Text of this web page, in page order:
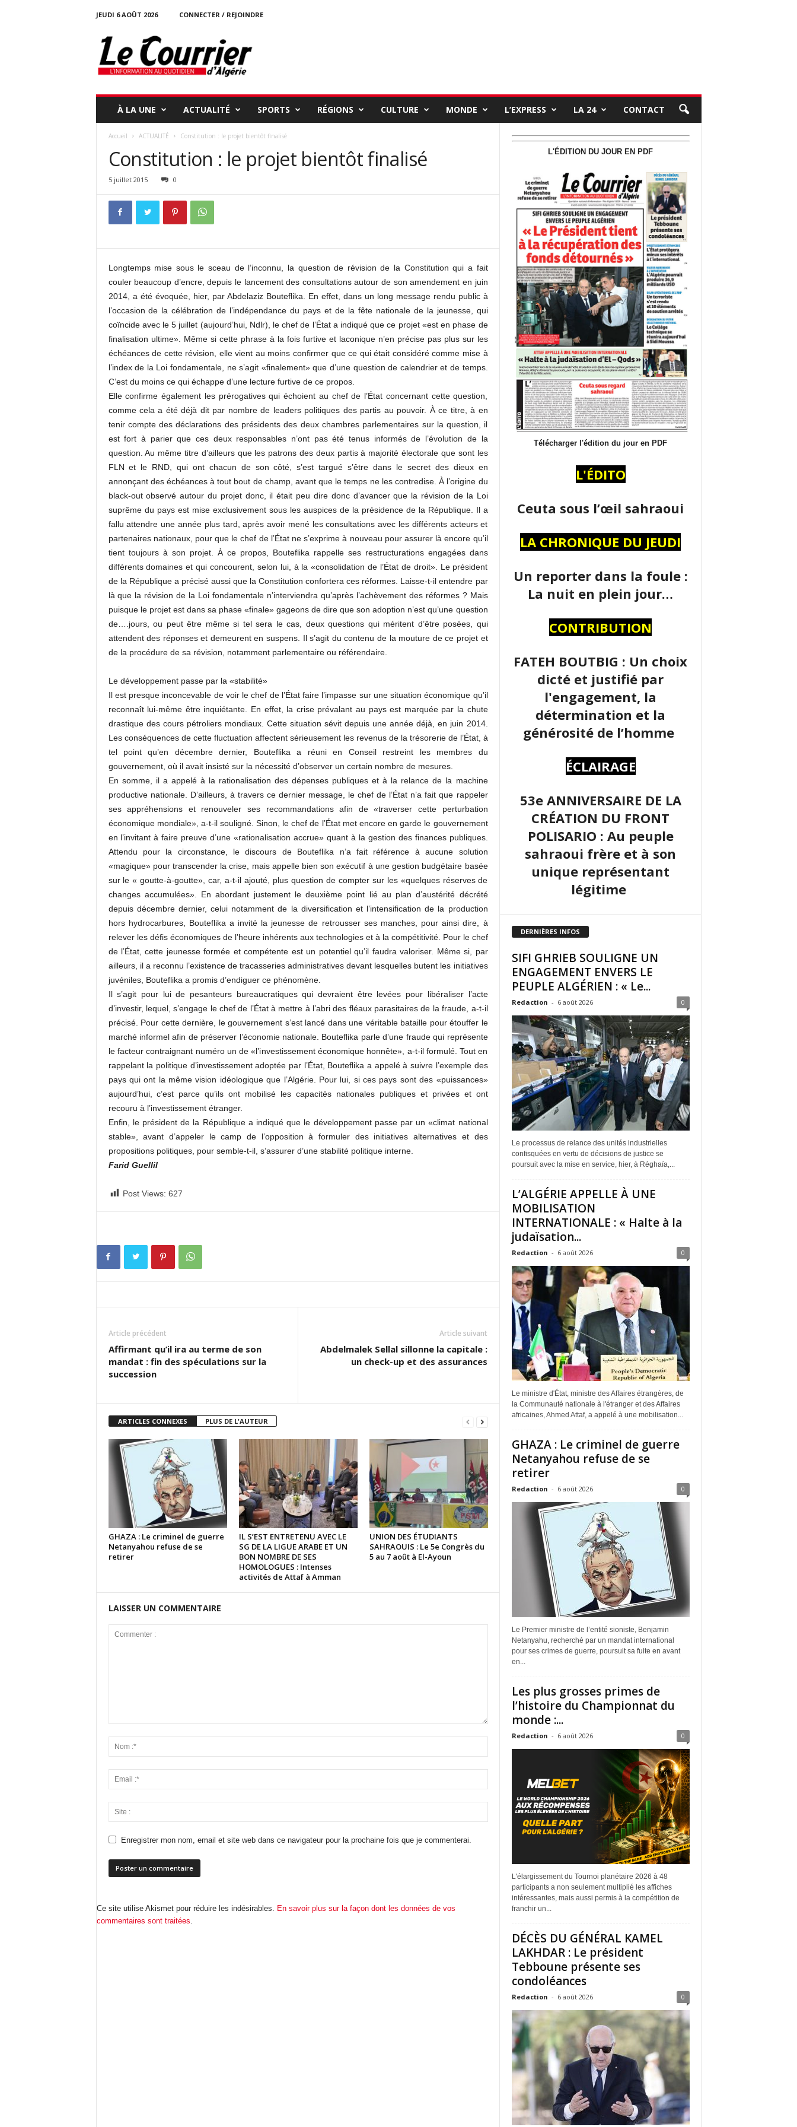
JEUDI 6 AOÛT 2026
CONNECTER / REJOINDRE
o
u
À LA UNE ACTUALITÉ SPORTS RÉGIONS CULTURE MONDE L’EXPRESS LA 24 CONTACT
Accueil ACTUALITÉ Constitution : le projet bientôt finalisé
Constitution : le projet bientôt finalisé
5 juillet 2015 0
Longtemps mise sous le sceau de l’inconnu, la question de révision de la Constitution qui a fait
couler beaucoup d’encre, depuis le lancement des consultations autour de son amendement en juin
2014, a été évoquée, hier, par Abdelaziz Bouteflika. En effet, dans un long message rendu public à
l’occasion de la célébration de l’indépendance du pays et de la fête nationale de la jeunesse, qui
coïncide avec le 5 juillet (aujourd’hui, Ndlr), le chef de l’État a indiqué que ce projet «est en phase de
finalisation ultime». Même si cette phrase à la fois furtive et laconique n’en précise pas plus sur les
échéances de cette révision, elle vient au moins confirmer que ce qui était considéré comme mise à
l’index de la Loi fondamentale, ne s’agit «finalement» que d’une question de calendrier et de temps.
C’est du moins ce qui échappe d’une lecture furtive de ce propos.
Elle confirme également les prérogatives qui échoient au chef de l’État concernant cette question,
comme cela a été déjà dit par nombre de leaders politiques des partis au pouvoir. À ce titre, à en
tenir compte des déclarations des présidents des deux chambres parlementaires sur la question, il
est fort à parier que ces deux responsables n’ont pas été tenus informés de l’évolution de la
question. Au même titre d’ailleurs que les patrons des deux partis à majorité électorale que sont les
FLN et le RND, qui ont chacun de son côté, s’est targué s’être dans le secret des dieux en
annonçant des échéances à tout bout de champ, avant que le temps ne les contredise. À l’origine du
black-out observé autour du projet donc, il était peu dire donc d’avancer que la révision de la Loi
suprême du pays est mise exclusivement sous les auspices de la présidence de la République. Il a
fallu attendre une année plus tard, après avoir mené les consultations avec les différents acteurs et
partenaires nationaux, pour que le chef de l’État ne s’exprime à nouveau pour assurer là encore qu’il
tient toujours à son projet. À ce propos, Bouteflika rappelle ses restructurations engagées dans
différents domaines et qui concourent, selon lui, à la «consolidation de l’État de droit». Le président
de la République a précisé aussi que la Constitution confortera ces réformes. Laisse-t-il entendre par
là que la révision de la Loi fondamentale n’interviendra qu’après l’achèvement des réformes ? Mais
puisque le projet est dans sa phase «finale» gageons de dire que son adoption n’est qu’une question
de….jours, ou peut être même si tel sera le cas, deux questions qui méritent d’être posées, qui
attendent des réponses et demeurent en suspens. Il s’agit du contenu de la mouture de ce projet et
de la procédure de sa révision, notamment parlementaire ou référendaire.
Le développement passe par la «stabilité»
Il est presque inconcevable de voir le chef de l’État faire l’impasse sur une situation économique qu’il
reconnaît lui-même être inquiétante. En effet, la crise prévalant au pays est marquée par la chute
drastique des cours pétroliers mondiaux. Cette situation sévit depuis une année déjà, en juin 2014.
Les conséquences de cette fluctuation affectent sérieusement les revenus de la trésorerie de l’État, à
tel point qu’en décembre dernier, Bouteflika a réuni en Conseil restreint les membres du
gouvernement, où il avait insisté sur la nécessité d’observer un certain nombre de mesures.
En somme, il a appelé à la rationalisation des dépenses publiques et à la relance de la machine
productive nationale. D’ailleurs, à travers ce dernier message, le chef de l’État n’a fait que rappeler
ses appréhensions et renouveler ses recommandations afin de «traverser cette perturbation
économique mondiale», a-t-il souligné. Sinon, le chef de l’État met encore en garde le gouvernement
en l’invitant à faire preuve d’une «rationalisation accrue» quant à la gestion des finances publiques.
Attendu pour la circonstance, le discours de Bouteflika n’a fait référence à aucune solution
«magique» pour transcender la crise, mais appelle bien son exécutif à une gestion budgétaire basée
sur le « goutte-à-goutte», car, a-t-il ajouté, plus question de compter sur les «quelques réserves de
changes accumulées». En abordant justement le deuxième point lié au plan d’austérité décrété
depuis décembre dernier, celui notamment de la diversification et l’intensification de la production
hors hydrocarbures, Bouteflika a invité la jeunesse de retrousser ses manches, pour ainsi dire, à
relever les défis économiques de l’heure inhérents aux technologies et à la compétitivité. Pour le chef
de l’État, cette jeunesse formée et compétente est un potentiel qu’il faudra valoriser. Même si, par
ailleurs, il a reconnu l’existence de tracasseries administratives devant lesquelles butent les initiatives
juvéniles, Bouteflika a promis d’endiguer ce phénomène.
Il s’agit pour lui de pesanteurs bureaucratiques qui devraient être levées pour libéraliser l’acte
d’investir, lequel, s’engage le chef de l’État à mettre à l’abri des fléaux parasitaires de la fraude, a-t-il
précisé. Pour cette dernière, le gouvernement s’est lancé dans une véritable bataille pour étouffer le
marché informel afin de préserver l’économie nationale. Bouteflika parle d’une fraude qui représente
le facteur contraignant numéro un de «l’investissement économique honnête», a-t-il formulé. Tout en
rappelant la politique d’investissement adoptée par l’État, Bouteflika a appelé à suivre l’exemple des
pays qui ont la même vision idéologique que l’Algérie. Pour lui, si ces pays sont des «puissances»
aujourd’hui, c’est parce qu’ils ont mobilisé les capacités nationales publiques et privées et ont
recouru à l’investissement étranger.
Enfin, le président de la République a indiqué que le développement passe par un «climat national
stable», avant d’appeler le camp de l’opposition à formuler des initiatives alternatives et des
propositions politiques, pour semble-t-il, s’assurer d’une stabilité politique interne.
Farid Guellil
Post Views: 627
Article précédent
Affirmant qu’il ira au terme de son
mandat : fin des spéculations sur la
succession
Article suivant
Abdelmalek Sellal sillonne la capitale :
un check-up et des assurances
ARTICLES CONNEXES PLUS DE L'AUTEUR
GHAZA : Le criminel de guerre
Netanyahou refuse de se
retirer
IL S’EST ENTRETENU AVEC LE
SG DE LA LIGUE ARABE ET UN
BON NOMBRE DE SES
HOMOLOGUES : Intenses
activités de Attaf à Amman
UNION DES ÉTUDIANTS
SAHRAOUIS : Le 5e Congrès du
5 au 7 août à El-Ayoun
LAISSER UN COMMENTAIRE
Enregistrer mon nom, email et site web dans ce navigateur pour la prochaine fois que je commenterai.
Ce site utilise Akismet pour réduire les indésirables. En savoir plus sur la façon dont les données de vos
commentaires sont traitées.
L'ÉDITION DU JOUR EN PDF
Télécharger l'édition du jour en PDF
L'ÉDITO
Ceuta sous l’œil sahraoui
LA CHRONIQUE DU JEUDI
Un reporter dans la foule :
La nuit en plein jour…
CONTRIBUTION
FATEH BOUTBIG : Un choix
dicté et justifié par
l'engagement, la
détermination et la
générosité de l’homme
ÉCLAIRAGE
53e ANNIVERSAIRE DE LA
CRÉATION DU FRONT
POLISARIO : Au peuple
sahraoui frère et à son
unique représentant
légitime
DERNIÈRES INFOS
SIFI GHRIEB SOULIGNE UN
ENGAGEMENT ENVERS LE
PEUPLE ALGÉRIEN : « Le...
Redaction - 6 août 2026 0
Le processus de relance des unités industrielles
confisquées en vertu de décisions de justice se
poursuit avec la mise en service, hier, à Réghaïa,...
L’ALGÉRIE APPELLE À UNE
MOBILISATION
INTERNATIONALE : « Halte à la
judaïsation...
Redaction - 6 août 2026 0
Le ministre d'État, ministre des Affaires étrangères, de
la Communauté nationale à l'étranger et des Affaires
africaines, Ahmed Attaf, a appelé à une mobilisation...
GHAZA : Le criminel de guerre
Netanyahou refuse de se
retirer
Redaction - 6 août 2026 0
Le Premier ministre de l’entité sioniste, Benjamin
Netanyahu, recherché par un mandat international
pour ses crimes de guerre, poursuit sa fuite en avant
en...
Les plus grosses primes de
l’histoire du Championnat du
monde :...
Redaction - 6 août 2026 0
L'élargissement du Tournoi planétaire 2026 à 48
participants a non seulement multiplié les affiches
intéressantes, mais aussi permis à la compétition de
franchir un...
DÉCÈS DU GÉNÉRAL KAMEL
LAKHDAR : Le président
Tebboune présente ses
condoléances
Redaction - 6 août 2026 0